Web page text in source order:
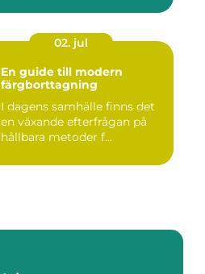
02. jul
En guide till modern
färgborttagning
I dagens samhälle finns det
en växande efterfrågan på
hållbara metoder f...